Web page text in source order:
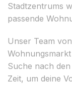
Stadtzentrums
passende
Unser Team
Suche nach
Zeit, um deine